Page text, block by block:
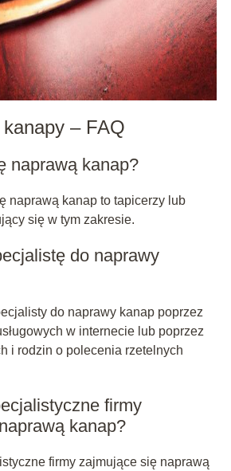
– FAQ
naprawą kanap?
naprawą kanap to tapicerzy lub
się w tym zakresie.
do naprawy
do naprawy kanap poprzez
w internecie lub poprzez
i rodzin o polecenia rzetelnych
firmy
kanap?
firmy zajmujące się naprawą